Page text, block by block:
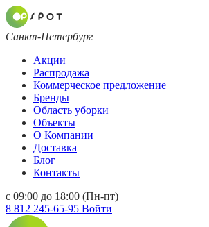
Санкт-Петербург
Акции
Распродажа
Коммерческое предложение
Бренды
Область уборки
Объекты
О Компании
Доставка
Блог
Контакты
с 09:00 до 18:00 (Пн-пт)
8 812 245-65-95 Войти